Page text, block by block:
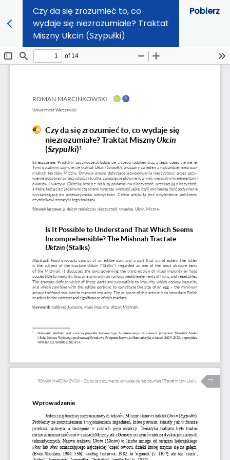
Czy da się zrozumieć to, co
wydaje się niezrozumiałe? Traktat
Miszny Ukcin (Szypułki)
Pobierz